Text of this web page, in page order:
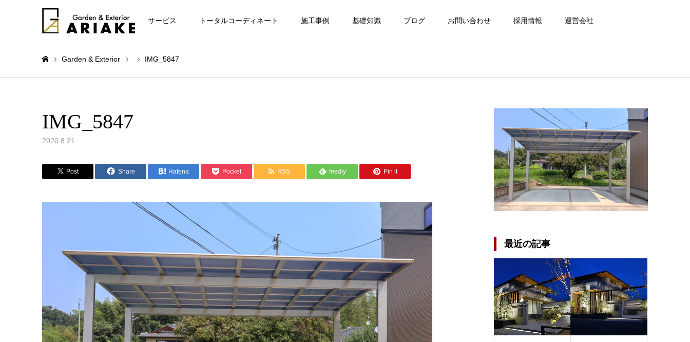
お知らせ サービス トータルコーディネート 施工事例 基礎知識 ブログ お問い合わせ 採用情報 運営会社
Garden & Exterior IMG_5847
IMG_5847
2020.8.21
Post Share Hatena Pocket RSS feedly Pin it
最近の記事